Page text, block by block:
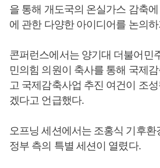
을 통해 개도국의 온실가스 감축
에 관한 다양한 아이디어를 논의
콘퍼런스에서는 양기대 더불어민
민의힘 의원이 축사를 통해 국제
고 국제감축사업 추진 여건이 조
겠다고 언급했다.
오프닝 세션에서는 조홍식 기후
정부 측의 특별 세션이 열렸다.